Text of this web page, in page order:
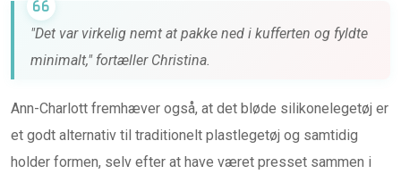
"Det var virkelig nemt at pakke ned i kufferten og fyldte
minimalt," fortæller Christina.
Ann-Charlott fremhæver også, at det bløde silikonelegetøj er
et godt alternativ til traditionelt plastlegetøj og samtidig
holder formen, selv efter at have været presset sammen i